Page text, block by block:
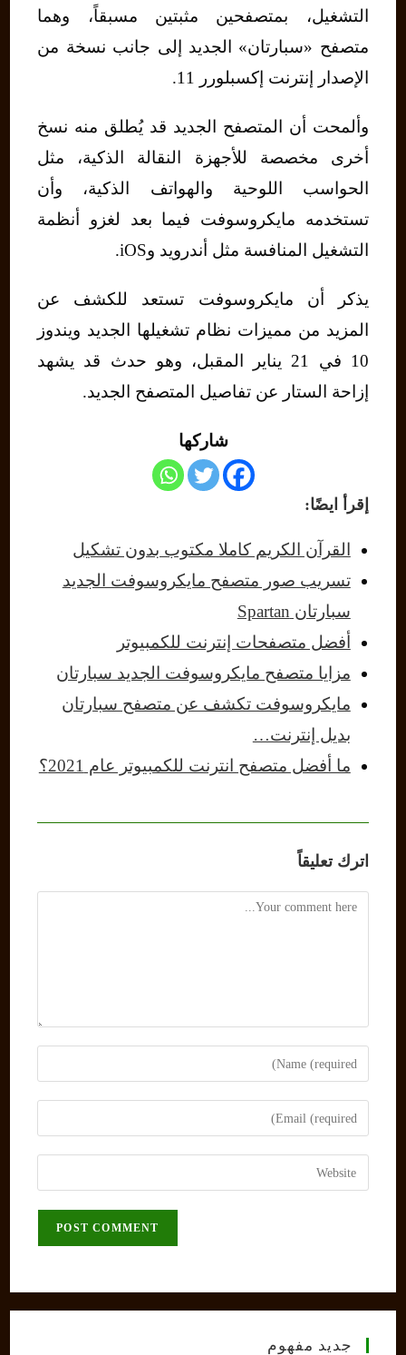
التشغيل، بمتصفحين مثبتين مسبقاً، وهما
متصفح «سبارتان» الجديد إلى جانب نسخة من
الإصدار إنترنت إكسبلورر 11.
وألمحت أن المتصفح الجديد قد يُطلق منه نسخ
أخرى مخصصة للأجهزة النقالة الذكية، مثل
الحواسب اللوحية والهواتف الذكية، وأن
تستخدمه مايكروسوفت فيما بعد لغزو أنظمة
التشغيل المنافسة مثل أندرويد وiOS.
يذكر أن مايكروسوفت تستعد للكشف عن
المزيد من مميزات نظام تشغيلها الجديد ويندوز
10 في 21 يناير المقبل، وهو حدث قد يشهد
إزاحة الستار عن تفاصيل المتصفح الجديد.
شاركها
إقرأ ايضًا:
القرآن الكريم كاملا مكتوب بدون تشكيل
تسريب صور متصفح مايكروسوفت الجديد
سبارتان Spartan
أفضل متصفحات إنترنت للكمبيوتر
مزايا متصفح مايكروسوفت الجديد سبارتان
مايكروسوفت تكشف عن متصفح سبارتان
بديل إنترنت…
ما أفضل متصفح انترنت للكمبيوتر عام 2021؟
اترك تعليقاً
Comment
Enter
your
name
comment
Enter
your
email
address
Enter
your
جديد مفهوم